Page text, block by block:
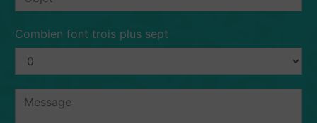
Combien font trois plus sept